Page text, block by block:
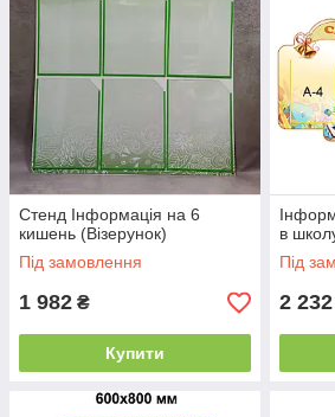
Стенд Інформація на 6
кишень (Візерунок)
Під замовлення
1 982 ₴
Купити
в
Під
2 232